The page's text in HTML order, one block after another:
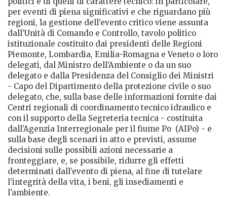
per eventi di piena significativi e che riguardano più
regioni, la gestione dell’evento critico viene assunta
dall’Unità di Comando e Controllo, tavolo politico
istituzionale costituito dai presidenti delle Regioni
Piemonte, Lombardia, Emilia-Romagna e Veneto o loro
delegati, dal Ministro dell’Ambiente o da un suo
delegato e dalla Presidenza del Consiglio dei Ministri
- Capo del Dipartimento della protezione civile o suo
delegato, che, sulla base delle informazioni fornite dai
Centri regionali di coordinamento tecnico idraulico e
con il supporto della Segreteria tecnica - costituita
dall’Agenzia Interregionale per il fiume Po (AIPo) - e
sulla base degli scenari in atto e previsti, assume
decisioni sulle possibili azioni necessarie a
fronteggiare, e, se possibile, ridurre gli effetti
determinati dall’evento di piena, al fine di tutelare
l’integrità della vita, i beni, gli insediamenti e
l’ambiente.